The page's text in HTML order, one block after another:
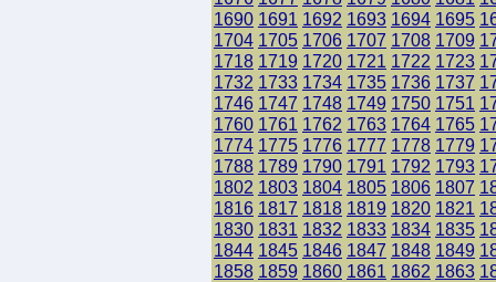
1690 1691 1692 1693 1694 1695
1704 1705 1706 1707 1708 1709
1718 1719 1720 1721 1722 1723
1732 1733 1734 1735 1736 1737
1746 1747 1748 1749 1750 1751
1760 1761 1762 1763 1764 1765
1774 1775 1776 1777 1778 1779
1788 1789 1790 1791 1792 1793
1802 1803 1804 1805 1806 1807
1816 1817 1818 1819 1820 1821
1830 1831 1832 1833 1834 1835
1844 1845 1846 1847 1848 1849
1858 1859 1860 1861 1862 1863